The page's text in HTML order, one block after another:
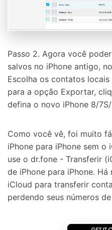
Tecnologia de IA, sem
Abrir APP
Passo 2. Agora você
salvos no iPhone antigo,
Escolha os contatos
para a opção Exportar,
defina o novo iPhone 8/
Como você vê, foi muito
iPhone para iPhone sem o
use o dr.fone - Transferir
de iPhone para iPhone.
iCloud para transferir
perdendo seus números